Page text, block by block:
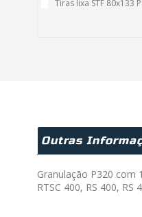
Tiras lixa STF 80x133
Outras
Granulação P320 com
RTSC 400, RS 400, RS